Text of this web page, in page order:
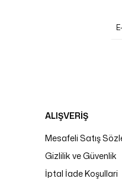
ALIŞVERİŞ
Mesafeli Satış
Gizlilik ve Güvenlik
İptal İade Koşullari